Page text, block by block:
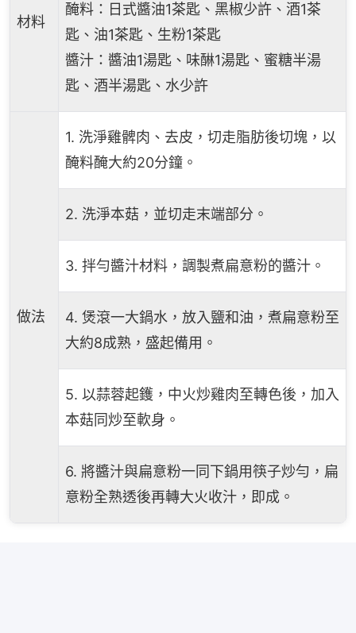
材料
醃料：日式醬油1茶匙、黑椒少許、酒1茶
匙、油1茶匙、生粉1茶匙
醬汁：醬油1湯匙、味醂1湯匙、蜜糖半湯
匙、酒半湯匙、水少許
做法
1. 洗淨雞髀肉、去皮，切走脂肪後切塊，以
醃料醃大約20分鐘。
2. 洗淨本菇，並切走末端部分。
3. 拌勻醬汁材料，調製煮扁意粉的醬汁。
4. 煲滾一大鍋水，放入鹽和油，煮扁意粉至
大約8成熟，盛起備用。
5. 以蒜蓉起鑊，中火炒雞肉至轉色後，加入
本菇同炒至軟身。
6. 將醬汁與扁意粉一同下鍋用筷子炒勻，扁
意粉全熟透後再轉大火收汁，即成。